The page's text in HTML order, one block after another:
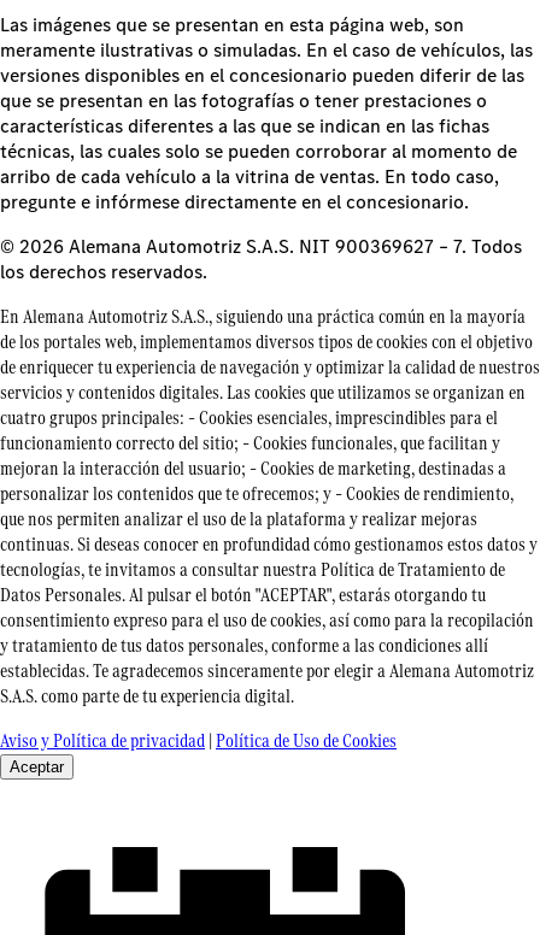
Las imágenes que se presentan en esta página web, son
meramente ilustrativas o simuladas. En el caso de vehículos, las
versiones disponibles en el concesionario pueden diferir de las
que se presentan en las fotografías o tener prestaciones o
características diferentes a las que se indican en las fichas
técnicas, las cuales solo se pueden corroborar al momento de
arribo de cada vehículo a la vitrina de ventas. En todo caso,
pregunte e infórmese directamente en el concesionario.
© 2026 Alemana Automotriz S.A.S. NIT 900369627 – 7. Todos
los derechos reservados.
En Alemana Automotriz S.A.S., siguiendo una práctica común en la mayoría
de los portales web, implementamos diversos tipos de cookies con el objetivo
de enriquecer tu experiencia de navegación y optimizar la calidad de nuestros
servicios y contenidos digitales. Las cookies que utilizamos se organizan en
cuatro grupos principales: – Cookies esenciales, imprescindibles para el
funcionamiento correcto del sitio; – Cookies funcionales, que facilitan y
mejoran la interacción del usuario; – Cookies de marketing, destinadas a
personalizar los contenidos que te ofrecemos; y – Cookies de rendimiento,
que nos permiten analizar el uso de la plataforma y realizar mejoras
continuas. Si deseas conocer en profundidad cómo gestionamos estos datos y
tecnologías, te invitamos a consultar nuestra Política de Tratamiento de
Datos Personales. Al pulsar el botón "ACEPTAR", estarás otorgando tu
consentimiento expreso para el uso de cookies, así como para la recopilación
y tratamiento de tus datos personales, conforme a las condiciones allí
establecidas. Te agradecemos sinceramente por elegir a Alemana Automotriz
S.A.S. como parte de tu experiencia digital.
Aviso y Política de privacidad|Política de Uso de Cookies
Aceptar